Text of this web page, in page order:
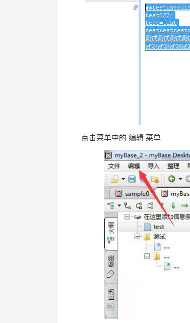
点击菜单中的 编辑 菜单